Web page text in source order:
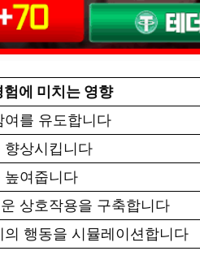
에 미치는 영향
여를 유도합니다
향상시킵니다
높여줍니다
상호작용을 구축합니다
의 행동을 시뮬레이션합니다